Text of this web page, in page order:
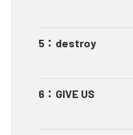
5 ： destroy
6 ： GIVE US